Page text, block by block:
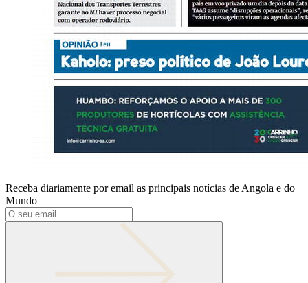
Receba diariamente por email as principais notícias de Angola e do
Mundo